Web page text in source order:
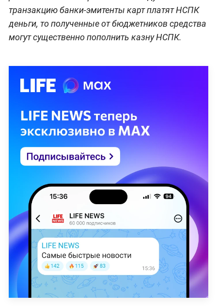
транзакцию банки-эмитенты карт платят НСПК
деньги, то полученные от бюджетников средства
могут существенно пополнить казну НСПК.